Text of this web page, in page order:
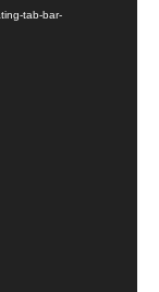
tab-bar-